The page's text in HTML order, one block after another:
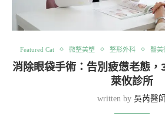
Featured Cat 微整美塑 整形外科 醫美
消除眼袋手術：告別疲憊老態，
萊攸診所
written by 吳芮醫